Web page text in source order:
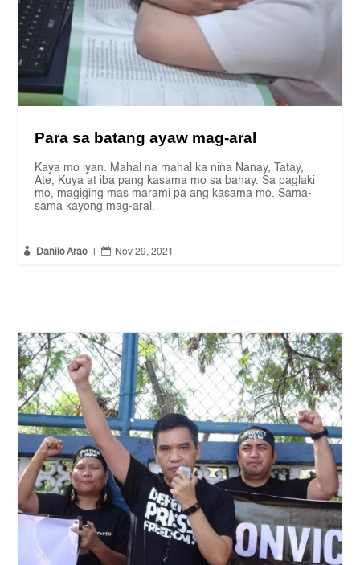
Para sa batang ayaw mag-aral
Kaya mo iyan. Mahal na mahal ka nina Nanay, Tatay,
Ate, Kuya at iba pang kasama mo sa bahay. Sa paglaki
mo, magiging mas marami pa ang kasama mo. Sama-
sama kayong mag-aral.
 Danilo Arao  Nov 29, 2021